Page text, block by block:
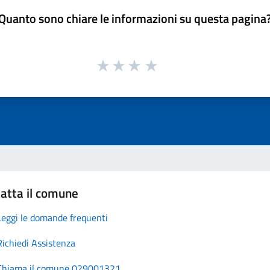
sono chiare le informazioni su questa
il comune
le domande frequenti
Assistenza